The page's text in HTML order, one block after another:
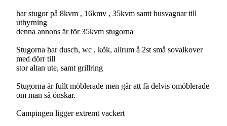
har stugor på 8kvm , 16kmv , 35kvm samt husvagnar till
uthyrning
denna annons är för 35kvm stugorna
Stugorna har dusch, wc , kök, allrum å 2st små sovalkover
med dörr till
stor altan ute, samt grillring
Stugorna är fullt möblerade men går att få delvis omöblerade
om man så önskar.
Campingen ligger extremt vackert